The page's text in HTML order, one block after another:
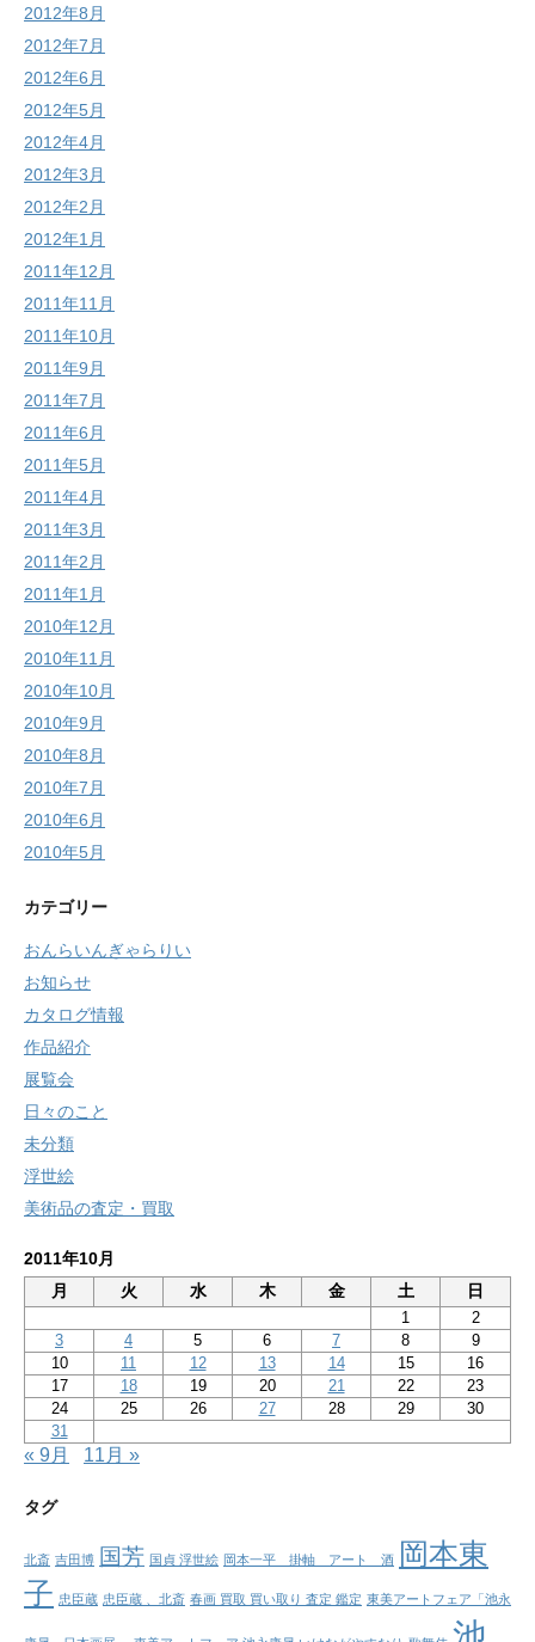
2012年8月
2012年7月
2012年6月
2012年5月
2012年4月
2012年3月
2012年2月
2012年1月
2011年12月
2011年11月
2011年10月
2011年9月
2011年7月
2011年6月
2011年5月
2011年4月
2011年3月
2011年2月
2011年1月
2010年12月
2010年11月
2010年10月
2010年9月
2010年8月
2010年7月
2010年6月
2010年5月
カテゴリー
おんらいんぎゃらりい
お知らせ
カタログ情報
作品紹介
展覧会
日々のこと
未分類
浮世絵
美術品の査定・買取
2011年10月
月
火 水 木 金 土 日
1
2
3
4 5 6 7 8
9
10
11 12 13 14 15
16
17
18 19 20 21 22
23
24
25 26 27 28 29
30
31
« 9月 11月 »
タグ
北斎 吉田博 国芳 国貞 浮世絵 岡本一平 掛軸 アート 酒
岡本東
子 忠臣蔵 忠臣蔵 、北斎 春画 買取 買い取り 査定 鑑定 東美アートフェア「池永